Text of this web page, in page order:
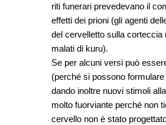
riti funerari prevedevano il
effetti dei prioni (gli agenti
del cervelletto sulla corteccia
malati di kuru).
Se per alcuni versi può
(perché si possono
dando inoltre nuovi stimoli
molto fuorviante perché non
cervello non è stato